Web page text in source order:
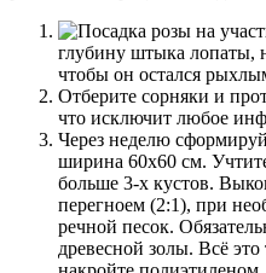
глубину штыка лопаты,
чтобы он остался
Отберите сорняки и
что исключит любое
Через неделю
ширина 60х60 см.
больше 3-х кустов.
перегноем (2:1), при
речной песок.
древесной золы. Всё